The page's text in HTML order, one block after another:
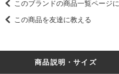
このブランドの商品一覧ページ
この商品を友達に教える
商品説明・サイズ